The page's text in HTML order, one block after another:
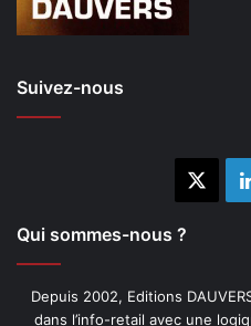
Suivez-nous
Qui sommes-nous ?
Depuis 2002, Editions
dans l’info-retail avec une